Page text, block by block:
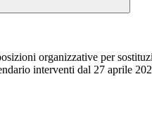
organizzative per
interventi dal 27 aprile